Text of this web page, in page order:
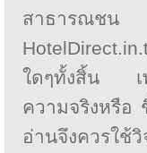
สาธารณชน
ใดๆทั้งสิ้น เพ
ความจริงหรือ
อ่านจึงควรใช้